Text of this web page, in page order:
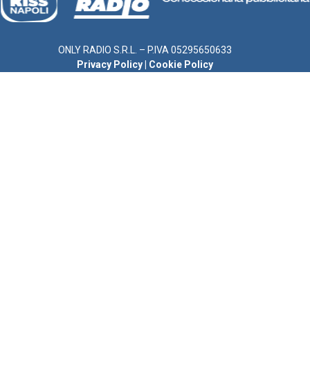
ONLY RADIO S.R.L. – P.IVA 05295650633
Privacy Policy
Cookie Policy